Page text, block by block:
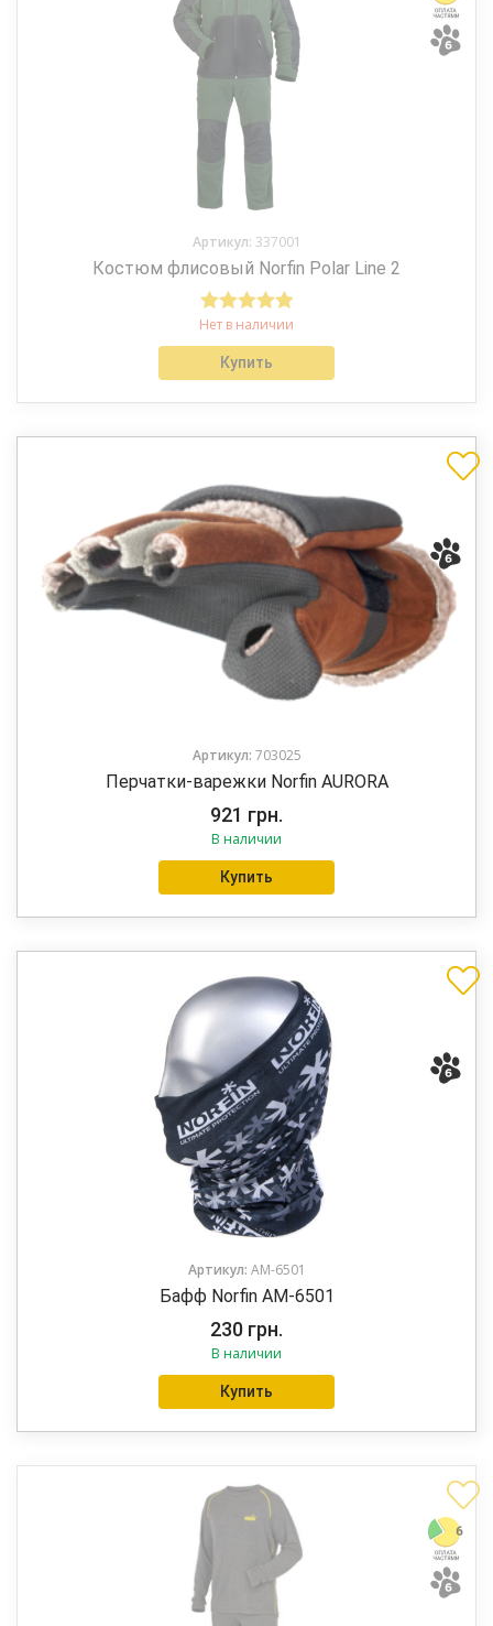
Артикул: 337001
Костюм флисовый Norfin Polar Line 2
Оценка5.00
Нет в наличии
Купить
Артикул: 703025
Перчатки-варежки Norfin AURORA
921 грн.
В наличии
Купить
Артикул: AM-6501
Бафф Norfin AM-6501
230 грн.
В наличии
Купить